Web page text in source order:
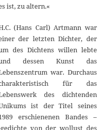
ist, zu altern.«
(Hans Carl) Artmann war
der letzten Dichter, der
des Dichtens willen lebte
dessen Kunst das
war. Durchaus
für das
des dichtenden
ist der Titel seines
erschienenen Bandes –
von der wollust des